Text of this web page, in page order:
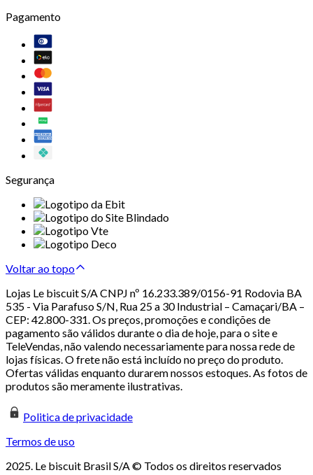
Pagamento
Segurança
Voltar ao topo
Lojas Le biscuit S/A CNPJ nº 16.233.389/0156-91 Rodovia BA
535 - Via Parafuso S/N, Rua 25 a 30 Industrial – Camaçari/BA –
CEP: 42.800-331. Os preços, promoções e condições de
pagamento são válidos durante o dia de hoje, para o site e
TeleVendas, não valendo necessariamente para nossa rede de
lojas físicas. O frete não está incluído no preço do produto.
Ofertas válidas enquanto durarem nossos estoques. As fotos de
produtos são meramente ilustrativas.
Politica de privacidade
Termos de uso
2025. Le biscuit Brasil S/A © Todos os direitos reservados